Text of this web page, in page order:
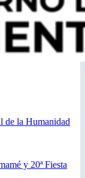
de la Humanidad
y 20ª Fiesta